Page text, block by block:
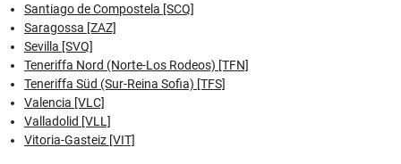
Santiago de Compostela [SCQ]
Saragossa [ZAZ]
Sevilla [SVQ]
Teneriffa Nord (Norte-Los Rodeos) [TFN]
Teneriffa Süd (Sur-Reina Sofia) [TFS]
Valencia [VLC]
Valladolid [VLL]
Vitoria-Gasteiz [VIT]